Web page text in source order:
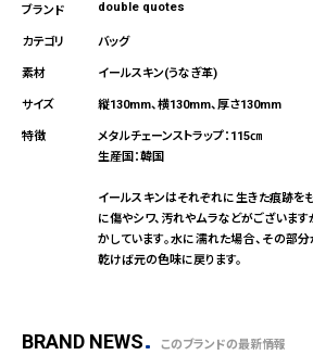
double quotes
バッグ
イールスキン(うなぎ革)
縦130mm、横130mm、厚さ130mm
メタルチェーンストラップ：115㎝
生産国：韓国
イールスキンはそれぞれに生きた痕跡を
に傷やシワ、汚れやムラなどがございま
かしています。水に濡れた場合、その部
乾けば元の色味に戻ります。
BRAND NEWS このブランドの最新情報